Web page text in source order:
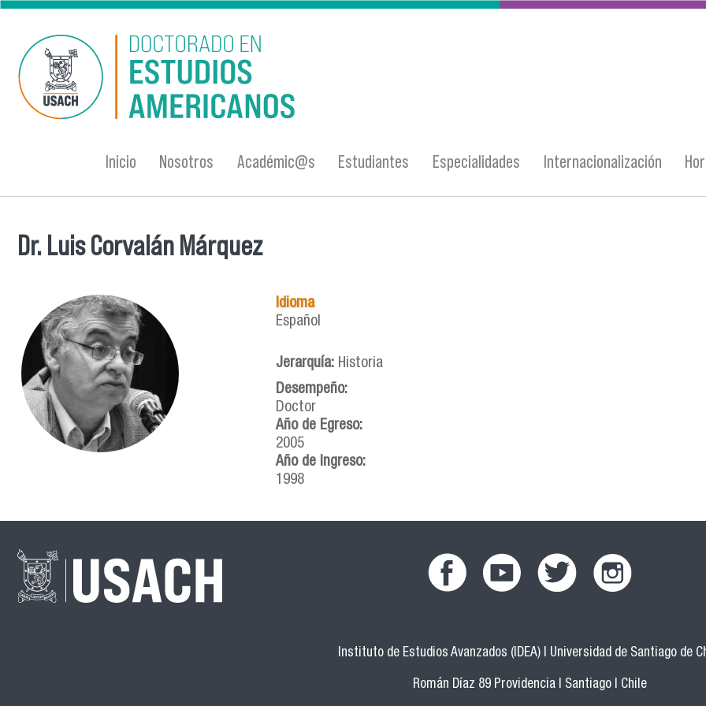
Pasar al contenido principal
Inicio Nosotros Académic@s Estudiantes Especialidades Internacionalización
Se encuentra usted aquí
Dr. Luis Corvalán Márquez
Idioma
Español
Jerarquía: Historia
Desempeño:
Doctor
Año de Egreso:
2005
Año de Ingreso:
1998
facebook.pngyoutub.pngtwitter.pnginstagram.png
Instituto de Estudios Avanzados (IDEA) | Universidad de Santiago de
Román Díaz 89 Providencia | Santiago | Chile